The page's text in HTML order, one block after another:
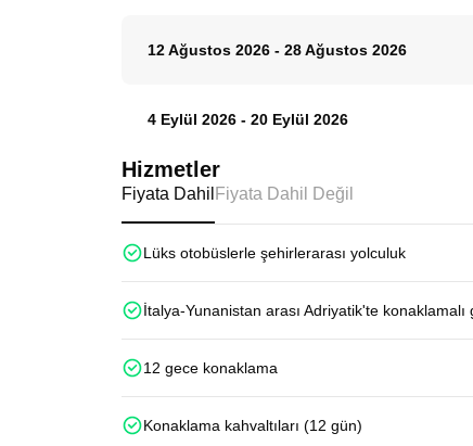
12 Ağustos 2026 - 28 Ağustos 2026
4 Eylül 2026 - 20 Eylül 2026
Hizmetler
Fiyata Dahil Fiyata Dahil Değil
Lüks otobüslerle şehirlerarası yolculuk
İtalya-Yunanistan arası Adriyatik'te konaklamalı
12 gece konaklama
Konaklama kahvaltıları (12 gün)